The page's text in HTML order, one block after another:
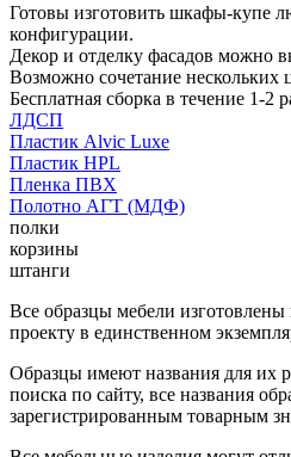
Готовы изготовить шкафы-купе
конфигурации.
Декор и отделку фасадов можно
Возможно сочетание нескольких
Бесплатная сборка в течение 1-2
ЛДСП
Пластик Alvic Luxe
Пластик HPL
Пленка ПВХ
Полотно АГТ (МДФ)
полки
корзины
штанги
Все образцы мебели
проекту в единственном
Образцы имеют названия для их
поиска по сайту, все названия
зарегистрированным товарным